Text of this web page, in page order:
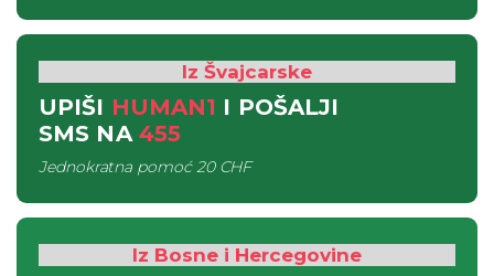
Iz Švajcarske
UPIŠI HUMAN1 I POŠALJI
SMS NA 455
Jednokratna pomoć20 CHF
Iz Bosne i Hercegovine